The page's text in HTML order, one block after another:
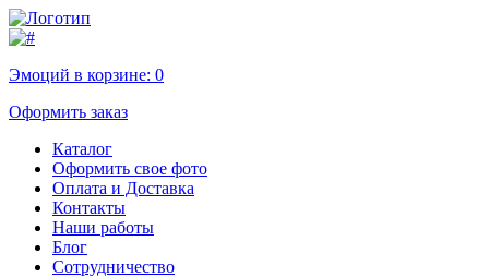
Эмоций в корзине: 0
Оформить заказ
Каталог
Оформить свое фото
Оплата и Доставка
Контакты
Наши работы
Блог
Сотрудничество